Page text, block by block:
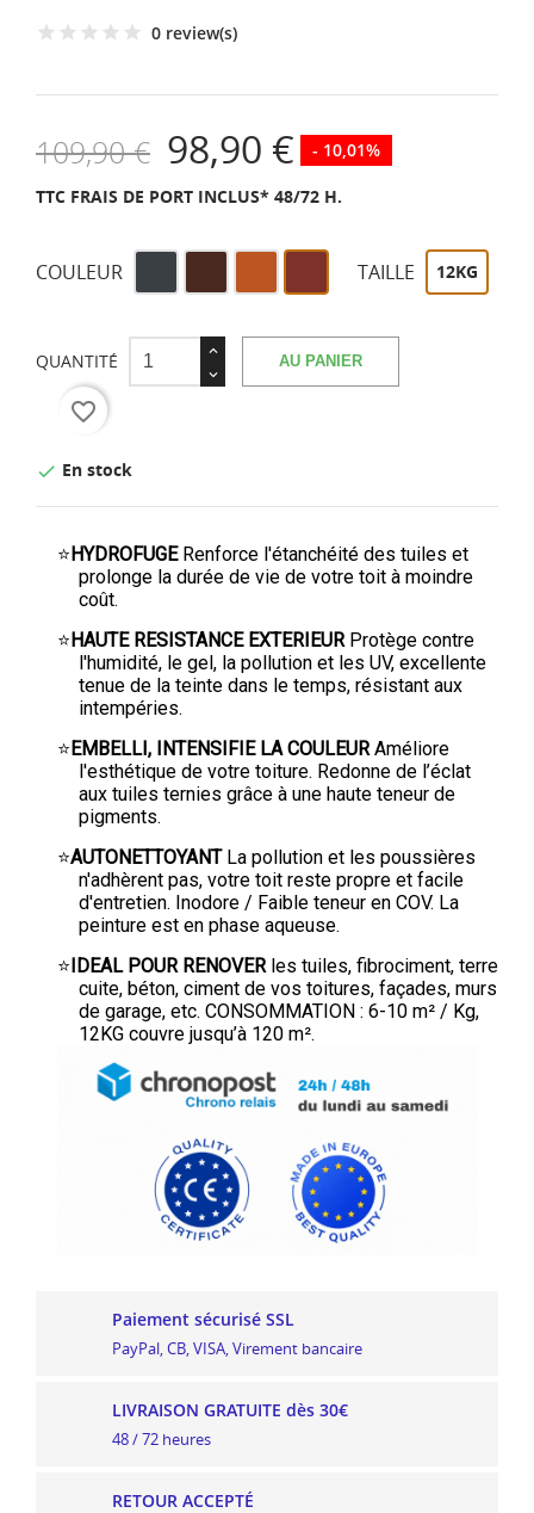
0 review(s)
109,90 € 98,90 € - 10,01%
TTC FRAIS DE PORT INCLUS* 48/72 H.
COULEUR
7016
MarronRAL
TAILLE 12KG
QUANTITÉ AU PANIER
favorite_border
 En stock
⭐HYDROFUGE Renforce l'étanchéité des tuiles et
prolonge la durée de vie de votre toit à moindre
coût.
⭐HAUTE RESISTANCE EXTERIEURProtège contre
l'humidité, le gel, la pollution et les UV, excellente
tenue de la teinte dans le temps, résistant aux
intempéries.
⭐EMBELLI, INTENSIFIE LA COULEURAméliore
l'esthétique de votre toiture. Redonne de l’éclat
aux tuiles ternies grâce à une haute teneur de
pigments.
⭐AUTONETTOYANTLa pollution et les poussières
n'adhèrent pas, votre toit reste propre et facile
d'entretien. Inodore / Faible teneur en COV. La
peinture est en phase aqueuse.
⭐IDEAL POUR RENOVER les tuiles, fibrociment, terre
cuite, béton, ciment de vos toitures, façades, murs
de garage, etc. CONSOMMATION : 6-10 m² / Kg,
12KG couvre jusqu’à 120 m².
Paiement sécurisé SSL
PayPal, CB, VISA, Virement bancaire
LIVRAISON GRATUITE dès 30€
48 / 72 heures
RETOUR ACCEPTÉ